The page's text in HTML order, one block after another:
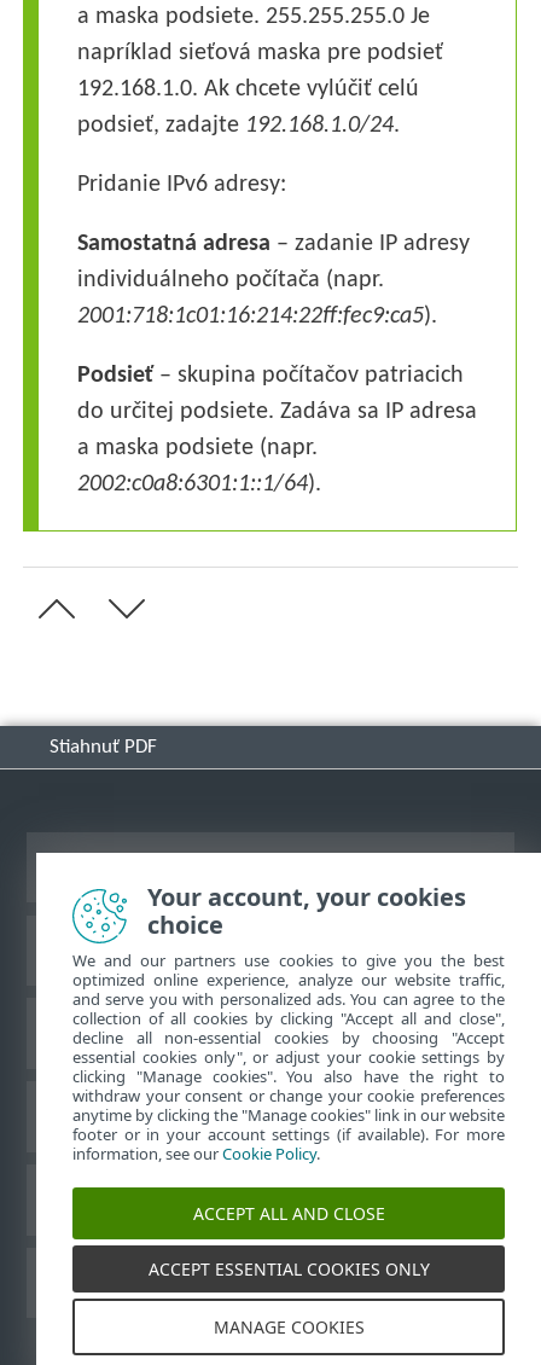
a maska podsiete. 255.255.255.0 Je
napríklad sieťová maska pre podsieť
192.168.1.0. Ak chcete vylúčiť celú
podsieť, zadajte 192.168.1.0/24.
Pridanie IPv6 adresy:
Samostatná adresa – zadanie IP adresy
individuálneho počítača (napr.
2001:718:1c01:16:214:22ff:fec9:ca5).
Podsieť – skupina počítačov patriacich
do určitej podsiete. Zadáva sa IP adresa
a maska podsiete (napr.
2002:c0a8:6301:1::1/64).
Stiahnuť PDF
Databáza znalostí ESET
ESET Fórum
Technická podpora
Používateľské príručky ESET
1992-2026ESET, spol. s r. o. Všetky práva vyhradené.
Your account, your cookies
choice
We and our partners use cookies to give you the best
optimized online experience, analyze our website traffic,
and serve you with personalized ads. You can agree to the
collection of all cookies by clicking "Accept all and close",
decline all non-essential cookies by choosing "Accept
essential cookies only", or adjust your cookie settings by
clicking "Manage cookies". You also have the right to
withdraw your consent or change your cookie preferences
anytime by clicking the "Manage cookies" link in our website
footer or in your account settings (if available). For more
information, see ourCookie Policy.
ACCEPT ALL AND CLOSE
ACCEPT ESSENTIAL COOKIES ONLY
MANAGE COOKIES